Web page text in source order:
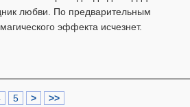
любви. По предварительным
эффекта исчезнет.
5 > >>